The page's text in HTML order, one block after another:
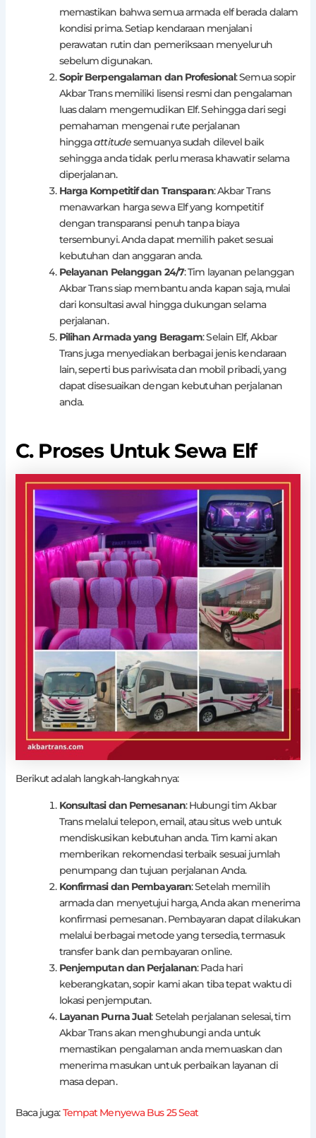
memastikan bahwa semua armada elf berada dalam
kondisi prima. Setiap kendaraan menjalani
perawatan rutin dan pemeriksaan menyeluruh
sebelum digunakan.
Sopir Berpengalaman dan Profesional: Semua sopir
Akbar Trans memiliki lisensi resmi dan pengalaman
luas dalam mengemudikan Elf. Sehingga dari segi
pemahaman mengenai rute perjalanan
hinggaattitudesemuanya sudah dilevel baik
sehingga anda tidak perlu merasa khawatir selama
diperjalanan.
Harga Kompetitif dan Transparan: Akbar Trans
menawarkan harga sewa Elf yang kompetitif
dengan transparansi penuh tanpa biaya
tersembunyi. Anda dapat memilih paket sesuai
kebutuhan dan anggaran anda.
Pelayanan Pelanggan 24/7: Tim layanan pelanggan
Akbar Trans siap membantu anda kapan saja, mulai
dari konsultasi awal hingga dukungan selama
perjalanan.
Pilihan Armada yang Beragam: Selain Elf, Akbar
Trans juga menyediakan berbagai jenis kendaraan
lain, seperti bus pariwisata dan mobil pribadi, yang
dapat disesuaikan dengan kebutuhan perjalanan
anda.
C. Proses Untuk Sewa Elf
Berikut adalah langkah-langkahnya:
Konsultasi dan Pemesanan: Hubungi tim Akbar
Trans melalui telepon, email, atau situs web untuk
mendiskusikan kebutuhan anda. Tim kami akan
memberikan rekomendasi terbaik sesuai jumlah
penumpang dan tujuan perjalanan Anda.
Konfirmasi dan Pembayaran: Setelah memilih
armada dan menyetujui harga, Anda akan menerima
konfirmasi pemesanan. Pembayaran dapat dilakukan
melalui berbagai metode yang tersedia, termasuk
transfer bank dan pembayaran online.
Penjemputan dan Perjalanan: Pada hari
keberangkatan, sopir kami akan tiba tepat waktu di
lokasi penjemputan.
Layanan Purna Jual: Setelah perjalanan selesai, tim
Akbar Trans akan menghubungi anda untuk
memastikan pengalaman anda memuaskan dan
menerima masukan untuk perbaikan layanan di
masa depan.
Baca juga:Tempat Menyewa Bus 25 Seat